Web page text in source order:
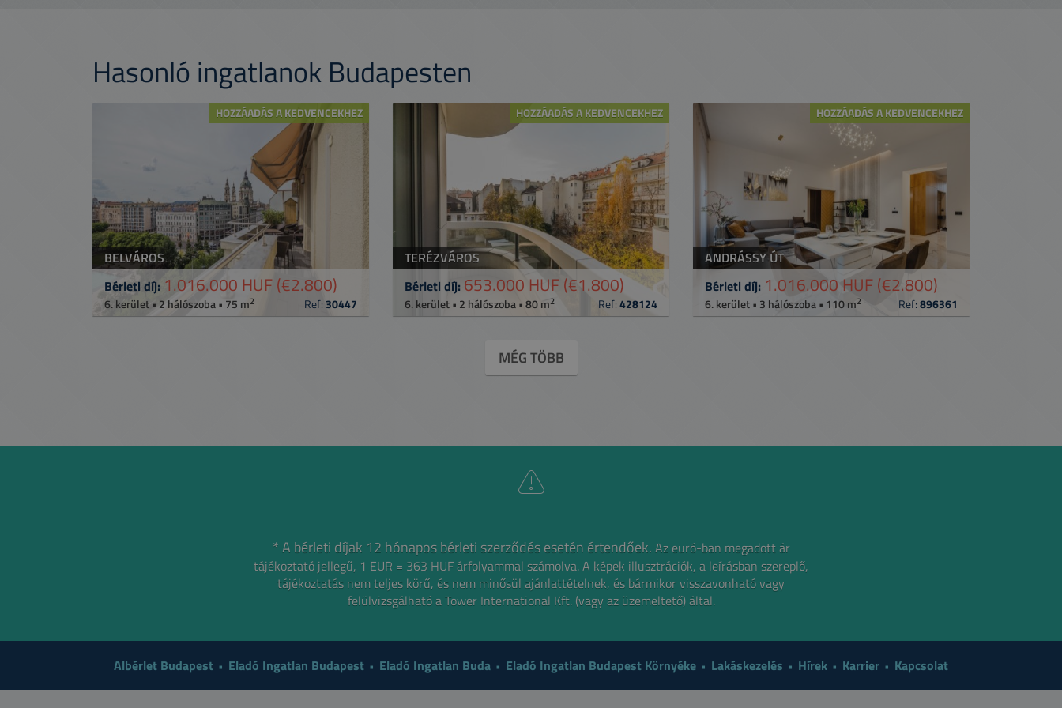
Hasonló ingatlanok Budapesten
HOZZÁADÁS A KEDVENCEKHEZ
BELVÁROS
Bérleti díj: 1.016.000 HUF(€2.800)
6. kerület • 2 hálószoba • 75 m2 Ref:30447
HOZZÁADÁS A KEDVENCEKHEZ
TERÉZVÁROS
Bérleti díj: 653.000 HUF(€1.800)
6. kerület • 2 hálószoba • 80 m2 Ref:428124
HOZZÁADÁS A KEDVENCEKHEZ
ANDRÁSSY ÚT
Bérleti díj: 1.016.000 HUF(€2.800)
6. kerület • 3 hálószoba • 110 m2 Ref:896361
MÉG TÖBB
* A bérleti díjak 12 hónapos bérleti szerződés esetén értendőek. Az euró-ban megadott ár
tájékoztató jellegű, 1 EUR = 363 HUF árfolyammal számolva.A képek illusztrációk, a leírásban szereplő,
tájékoztatás nem teljes körű, és nem minősül ajánlattételnek, és bármikor visszavonható vagy
felülvizsgálható a Tower International Kft. (vagy az üzemeltető) által.
Albérlet Budapest Eladó Ingatlan Budapest Eladó Ingatlan Buda Eladó Ingatlan Budapest Környéke Lakáskezelés Hírek Karrier Kapcsolat